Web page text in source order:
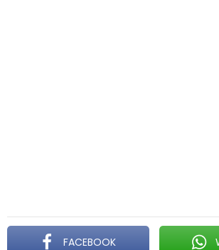
FACEBOOK